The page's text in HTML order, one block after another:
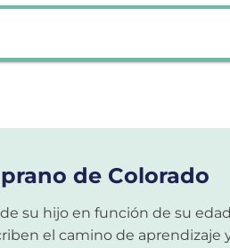
de Colorado
su hijo en función de su
el camino de aprendizaje